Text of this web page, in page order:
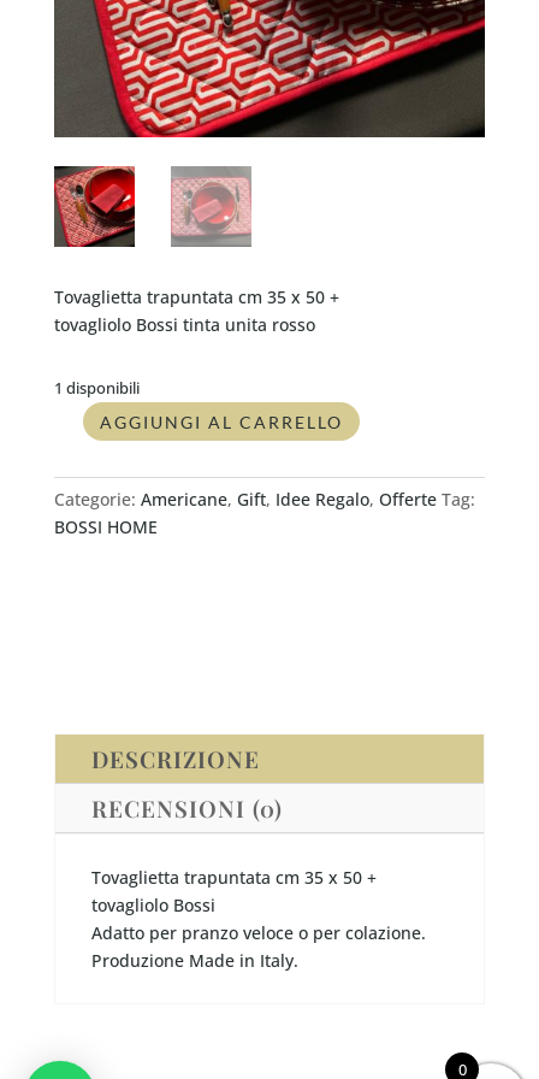
Tovaglietta trapuntata cm 35 x 50 +
tovagliolo Bossi tinta unita rosso
1 disponibili
Americana
trapuntata
cm
ROSSO
quantità
AGGIUNGI AL CARRELLO
Categorie: Americane, Gift, Idee Regalo, Offerte Tag:
BOSSI HOME
DESCRIZIONE
RECENSIONI (0)
Tovaglietta trapuntata cm 35 x 50 +
tovagliolo Bossi
Adatto per pranzo veloce o per colazione.
Produzione Made in Italy.
0